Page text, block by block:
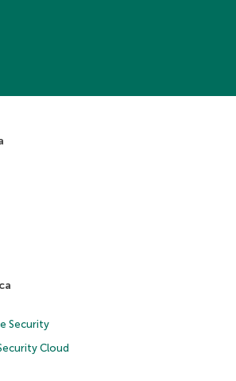
Security
Cloud